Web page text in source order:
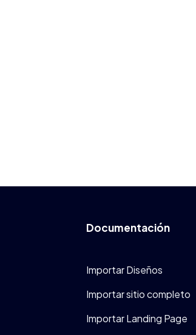
Documentación
Importar Diseños
Importar sitio completo
Importar Landing Page